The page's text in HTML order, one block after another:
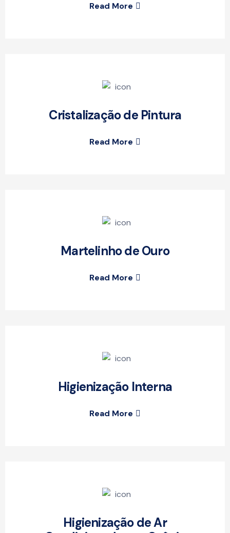
Read More
Cristalização de Pintura
Read More
Martelinho de Ouro
Read More
Higienização Interna
Read More
Higienização de Ar